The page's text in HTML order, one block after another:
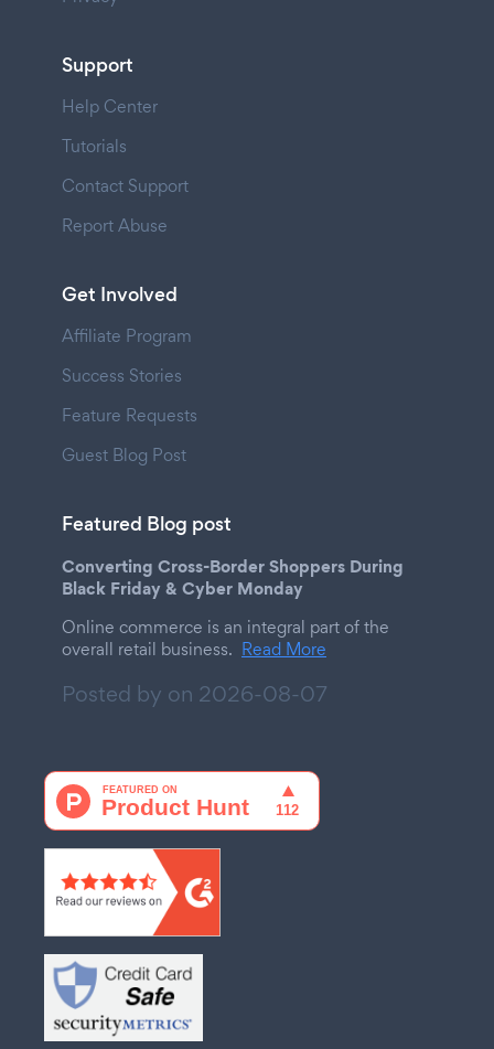
Support
Help Center
Tutorials
Contact Support
Report Abuse
Get Involved
Affiliate Program
Success Stories
Feature Requests
Guest Blog Post
Featured Blog post
Converting Cross-Border Shoppers During
Black Friday & Cyber Monday
Online commerce is an integral part of the
overall retail business. Read More
Posted by on 2026-08-07